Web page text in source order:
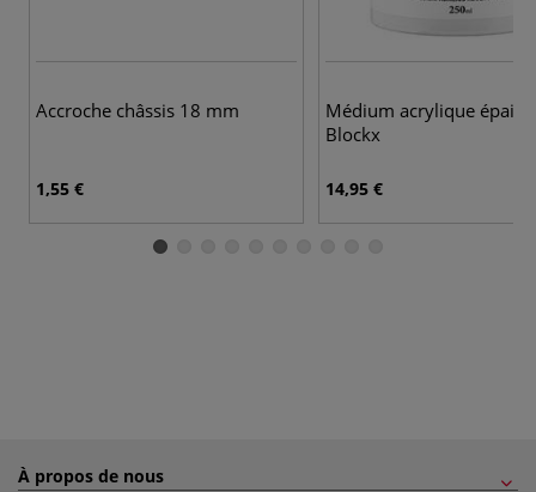
Accroche châssis 18 mm
1,55 €
Médium acrylique
Blockx
14,95 €
À propos de nous